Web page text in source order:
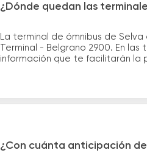
¿Dónde quedan las
La terminal de ómnibus de
Terminal - Belgrano 2900. En
información que te facilitarán la
¿Con cuánta anticipación